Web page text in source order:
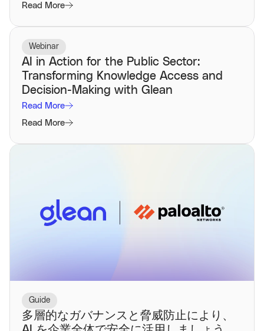
Read More
Webinar
AI in Action for the Public Sector:
Transforming Knowledge Access and
Decision-Making with Glean
Read More
Read More
Guide
多層的なガバナンスと脅威防止により、